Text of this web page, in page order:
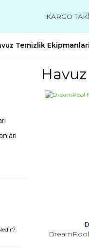
KARGO
Temizlik Ekipmanlari